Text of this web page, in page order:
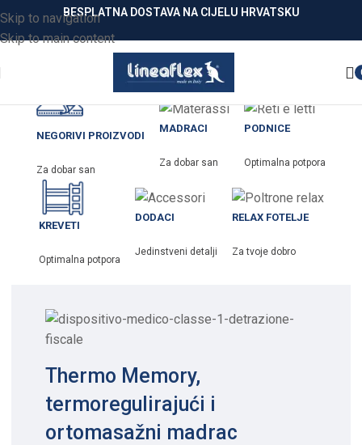
Skip to navigation
Skip to main content
BESPLATNA DOSTAVA NA CIJELU HRVATSKU
NEGORIVI PROIZVODI
Za dobar san
MADRACI
Za dobar san
PODNICE
Optimalna potpora
KREVETI
Optimalna potpora
DODACI
Jedinstveni detalji
RELAX FOTELJE
Za tvoje dobro
Thermo Memory,
termoregulirajući i
ortomasažni madrac